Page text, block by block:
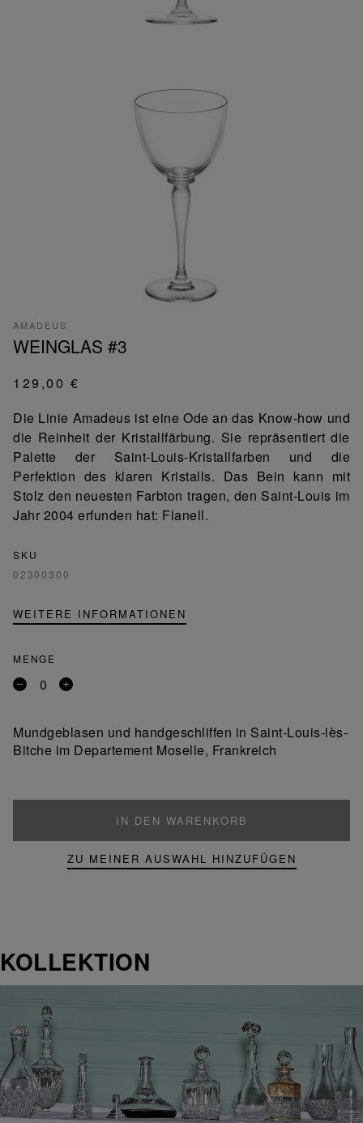
AMADEUS
WEINGLAS #3
129,00 €
Die Linie Amadeus ist eine Ode an das Know-how und
die Reinheit der Kristallfärbung. Sie repräsentiert die
Palette der Saint-Louis-Kristallfarben und die
Perfektion des klaren Kristalls. Das Bein kann mit
Stolz den neuesten Farbton tragen, den Saint-Louis im
Jahr 2004 erfunden hat: Flanell.
SKU
02300300
WEITERE INFORMATIONEN
MENGE
Entfernen
Produkt
Ein
Mundgeblasen und handgeschliffen in Saint-Louis-lès-
Bitche im Departement Moselle, Frankreich
IN DEN WARENKORB
ZU MEINER AUSWAHL HINZUFÜGEN
KOLLEKTION